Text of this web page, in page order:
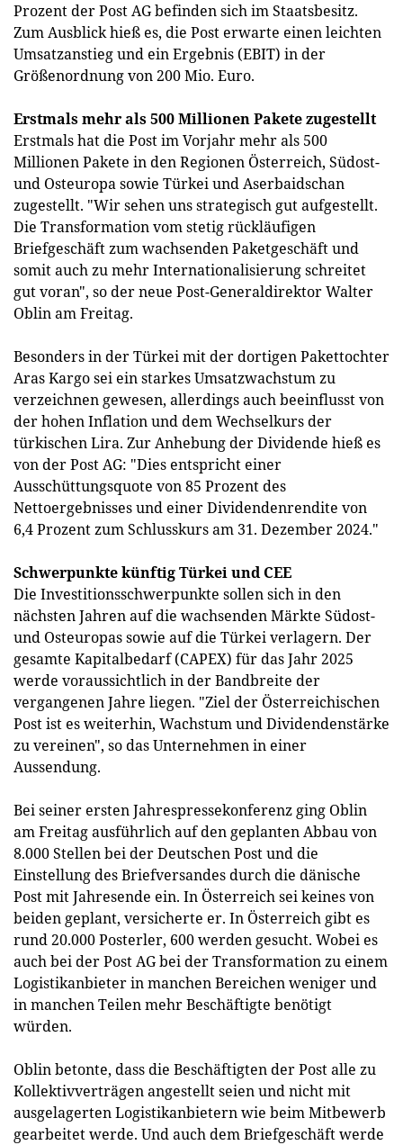
Prozent der Post AG befinden sich im Staatsbesitz.
Zum Ausblick hieß es, die Post erwarte einen leichten
Umsatzanstieg und ein Ergebnis (EBIT) in der
Größenordnung von 200 Mio. Euro.
Erstmals mehr als 500 Millionen Pakete zugestellt
Erstmals hat die Post im Vorjahr mehr als 500
Millionen Pakete in den Regionen Österreich, Südost-
und Osteuropa sowie Türkei und Aserbaidschan
zugestellt. "Wir sehen uns strategisch gut aufgestellt.
Die Transformation vom stetig rückläufigen
Briefgeschäft zum wachsenden Paketgeschäft und
somit auch zu mehr Internationalisierung schreitet
gut voran", so der neue Post-Generaldirektor Walter
Oblin am Freitag.
Besonders in der Türkei mit der dortigen Pakettochter
Aras Kargo sei ein starkes Umsatzwachstum zu
verzeichnen gewesen, allerdings auch beeinflusst von
der hohen Inflation und dem Wechselkurs der
türkischen Lira. Zur Anhebung der Dividende hieß es
von der Post AG: "Dies entspricht einer
Ausschüttungsquote von 85 Prozent des
Nettoergebnisses und einer Dividendenrendite von
6,4 Prozent zum Schlusskurs am 31. Dezember 2024."
Schwerpunkte künftig Türkei und CEE
Die Investitionsschwerpunkte sollen sich in den
nächsten Jahren auf die wachsenden Märkte Südost-
und Osteuropas sowie auf die Türkei verlagern. Der
gesamte Kapitalbedarf (CAPEX) für das Jahr 2025
werde voraussichtlich in der Bandbreite der
vergangenen Jahre liegen. "Ziel der Österreichischen
Post ist es weiterhin, Wachstum und Dividendenstärke
zu vereinen", so das Unternehmen in einer
Aussendung.
Bei seiner ersten Jahrespressekonferenz ging Oblin
am Freitag ausführlich auf den geplanten Abbau von
8.000 Stellen bei der Deutschen Post und die
Einstellung des Briefversandes durch die dänische
Post mit Jahresende ein. In Österreich sei keines von
beiden geplant, versicherte er. In Österreich gibt es
rund 20.000 Posterler, 600 werden gesucht. Wobei es
auch bei der Post AG bei der Transformation zu einem
Logistikanbieter in manchen Bereichen weniger und
in manchen Teilen mehr Beschäftigte benötigt
würden.
Oblin betonte, dass die Beschäftigten der Post alle zu
Kollektivverträgen angestellt seien und nicht mit
ausgelagerten Logistikanbietern wie beim Mitbewerb
gearbeitet werde. Und auch dem Briefgeschäft werde